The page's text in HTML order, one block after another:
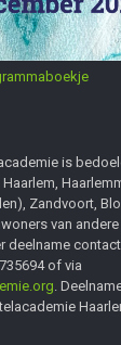
is
Zandvoort,
van
deelname
of via
.